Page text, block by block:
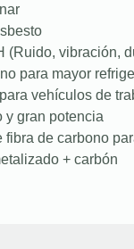
(Ruido, vibración,
para mayor
vehículos de
y gran potencia
fibra de carbono
+ carbón